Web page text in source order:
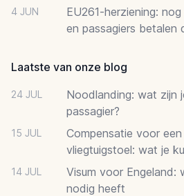
4 JUN
EU261-herziening:
en passagiers betalen
Laatste van onze blog
24 JUL
Noodlanding: wat zijn
passagier?
15 JUL
Compensatie voor
vliegtuigstoel: wat je
14 JUL
Visum voor Engeland:
nodig heeft